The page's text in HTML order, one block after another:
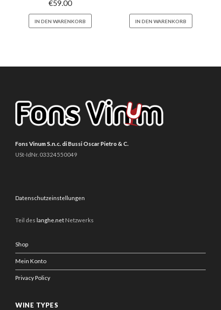
€59.00
IN DEN WARENKORB IN DEN WARENKORB
Fons Vinum S.n.c. di Bussi Oscar Pietro & C.
USt-IdNr. 03324550049
Datenschutzeinstellungen
Teil deslanghe.net Netzwerks
Shop
Mein Konto
Privacy Policy
WINE TYPES